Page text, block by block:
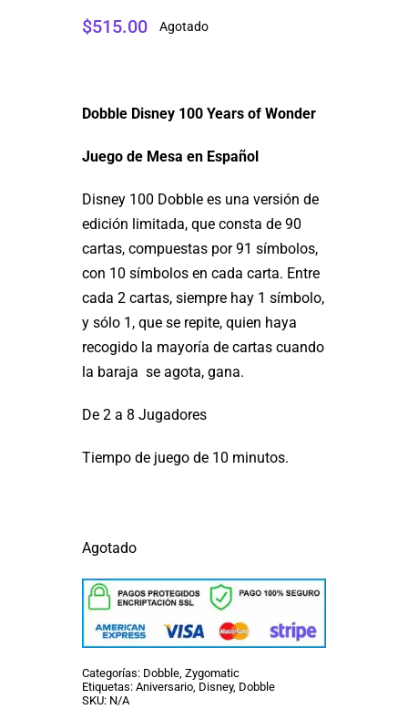
$515.00 Agotado
Dobble Disney 100 Years of Wonder
Juego de Mesa en Español
Disney 100 Dobble es una versión de
edición limitada, que consta de 90
cartas, compuestas por 91 símbolos,
con 10 símbolos en cada carta. Entre
cada 2 cartas, siempre hay 1 símbolo,
y sólo 1, que se repite, quien haya
recogido la mayoría de cartas cuando
la baraja se agota, gana.
De 2 a 8 Jugadores
Tiempo de juego de 10 minutos.
Agotado
Categorías: Dobble Zygomatic
Etiquetas: Aniversario Disney, Dobble
SKU: N/A